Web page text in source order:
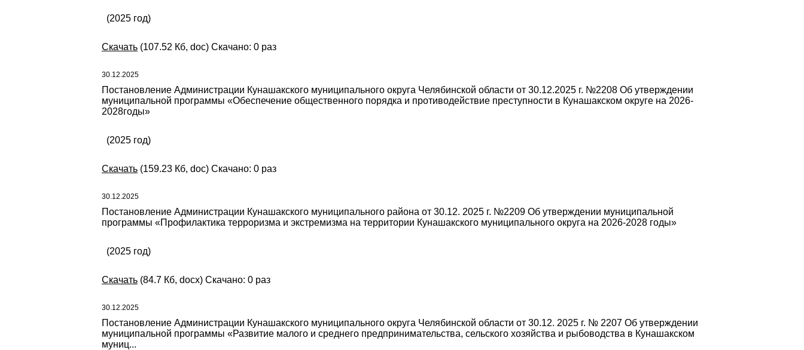
(2025 год)
Скачать (107.52 Кб, doc) Скачано: 0 раз
30.12.2025
Постановление Администрации Кунашакского муниципального округа Челябинской области от 30.12.2025 г. №2208 Об утверждении
муниципальной программы «Обеспечение общественного порядка и противодействие преступности в Кунашакском округе на 2026-
2028годы»
(2025 год)
Скачать (159.23 Кб, doc) Скачано: 0 раз
30.12.2025
Постановление Администрации Кунашакского муниципального района от 30.12. 2025 г. №2209 Об утверждении муниципальной
программы «Профилактика терроризма и экстремизма на территории Кунашакского муниципального округа на 2026-2028 годы»
(2025 год)
Скачать (84.7 Кб, docx) Скачано: 0 раз
30.12.2025
Постановление Администрации Кунашакского муниципального округа Челябинской области от 30.12. 2025 г. № 2207 Об утверждении
муниципальной программы «Развитие малого и среднего предпринимательства, сельского хозяйства и рыбоводства в Кунашакском
муниц...